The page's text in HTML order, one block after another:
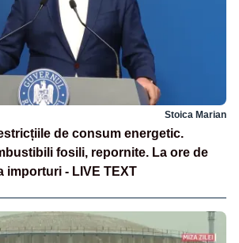
Stoica Marian
de consum energetic.
fosili, repornite. La ore de
importuri - LIVE TEXT